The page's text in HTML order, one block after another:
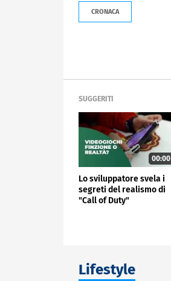
CRONACA
SUGGERITI
00:00
Lo sviluppatore svela i
segreti del realismo di
"Call of Duty"
Lifestyle